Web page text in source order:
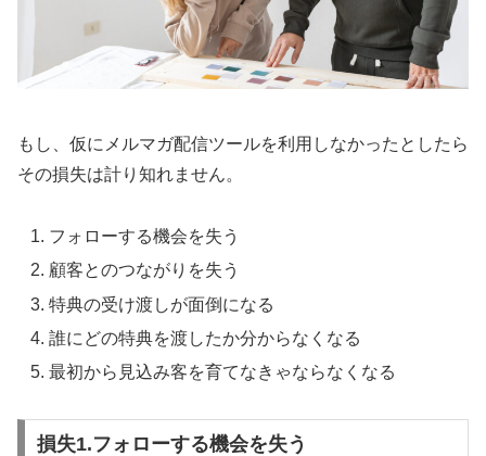
もし、仮にメルマガ配信ツールを利用しなかったとしたら
その損失は計り知れません。
フォローする機会を失う
顧客とのつながりを失う
特典の受け渡しが面倒になる
誰にどの特典を渡したか分からなくなる
最初から見込み客を育てなきゃならなくなる
損失1.フォローする機会を失う